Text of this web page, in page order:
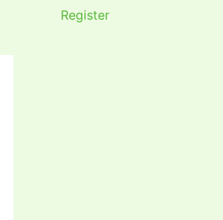
Register